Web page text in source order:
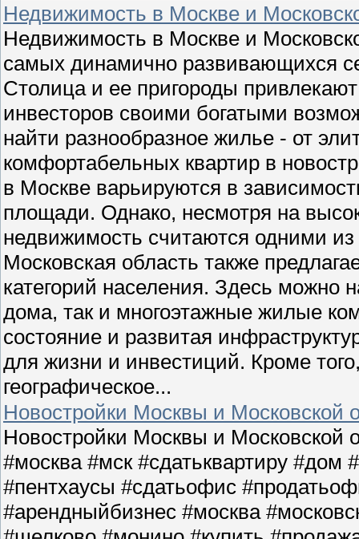
Недвижимость в Москве и
Недвижимость в Москве и
самых динамично развивающихся
Столица и ее пригороды
инвесторов своими богатыми
найти разнообразное жилье - от
комфортабельных квартир в
в Москве варьируются в
площади. Однако, несмотря на
недвижимость считаются одними
Московская область также
категорий населения. Здесь можно
дома, так и многоэтажные жилые
состояние и развитая
для жизни и инвестиций. Кроме
географическое...
Новостройки Москвы и Московской
Новостройки Москвы и Московской
#москва #мск #сдатьквартиру #дом
#пентхаусы #сдатьофис
#арендныйбизнес #москва